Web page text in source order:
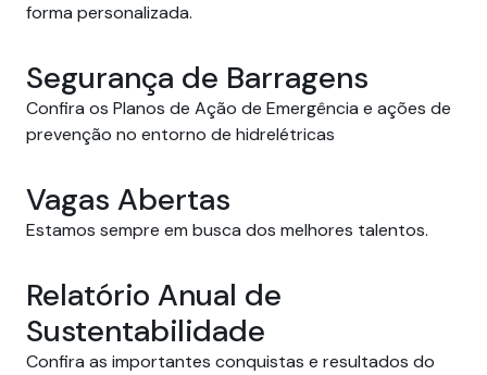
forma personalizada.
Segurança de Barragens
Confira os Planos de Ação de Emergência e ações de
prevenção no entorno de hidrelétricas
Vagas Abertas
Estamos sempre em busca dos melhores talentos.
Relatório Anual de
Sustentabilidade
Confira as importantes conquistas e resultados do